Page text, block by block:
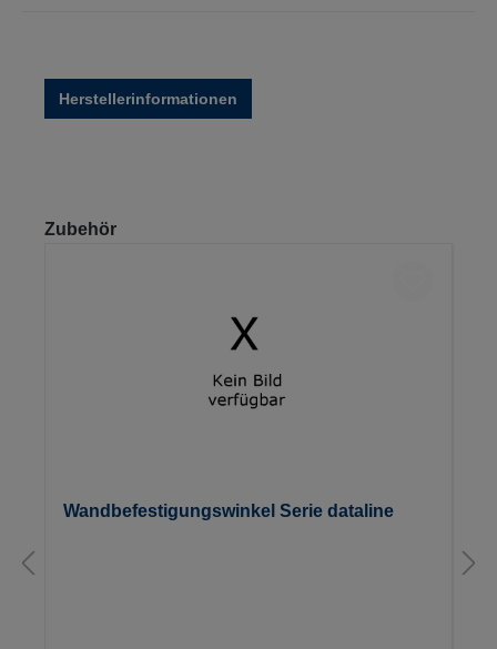
Herstellerinformationen
Produktgalerie überspringen
Zubehör
Wandbefestigungswinkel Serie dataline